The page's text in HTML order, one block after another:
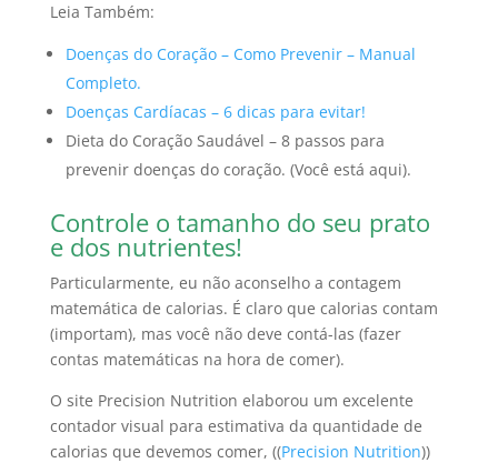
Leia Também:
Doenças do Coração – Como Prevenir – Manual
Completo.
Doenças Cardíacas – 6 dicas para evitar!
Dieta do Coração Saudável – 8 passos para
prevenir doenças do coração. (Você está aqui).
Controle o tamanho do seu prato
e dos nutrientes!
Particularmente, eu não aconselho a contagem
matemática de calorias. É claro que calorias contam
(importam), mas você não deve contá-las (fazer
contas matemáticas na hora de comer).
O site Precision Nutrition elaborou um excelente
contador visual para estimativa da quantidade de
calorias que devemos comer, ((Precision Nutrition))